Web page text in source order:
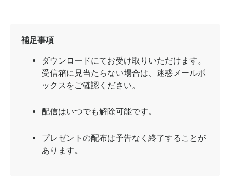
補足事項
ダウンロードにてお受け取りいただけます。
受信箱に見当たらない場合は、迷惑メールボ
ックスをご確認ください。
配信はいつでも解除可能です。
プレゼントの配布は予告なく終了することが
あります。